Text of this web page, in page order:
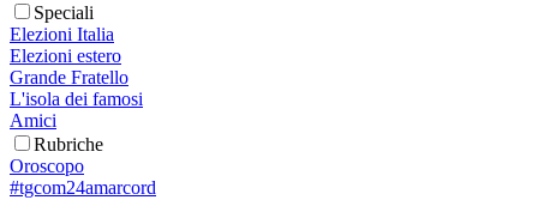
Speciali
Elezioni Italia
Elezioni estero
Grande Fratello
L'isola dei famosi
Amici
Rubriche
Oroscopo
#tgcom24amarcord